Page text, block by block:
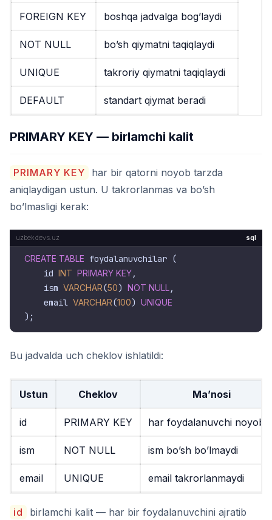
FOREIGN KEY boshqa jadvalga bog’laydi
NOT NULL bo’sh qiymatni taqiqlaydi
UNIQUE takroriy qiymatni taqiqlaydi
DEFAULT standart qiymat beradi
PRIMARY KEY — birlamchi kalit
PRIMARY KEY
har bir qatorni noyob tarzda
aniqlaydigan ustun. U takrorlanmas va bo’sh
bo’lmasligi kerak:
sql
CREATE TABLE foydalanuvchilar (
    id
INT PRIMARY KEY,
    ism
VARCHAR(50) NOT NULL ,
    email
VARCHAR(100) UNIQUE
Bu jadvalda uch cheklov ishlatildi:
Ustun Cheklov Ma’nosi
id PRIMARY KEY har foydalanuvchi noyob
ism NOT NULL ism bo’sh bo’lmaydi
email UNIQUE email takrorlanmaydi
id
birlamchi kalit — har bir foydalanuvchini ajratib